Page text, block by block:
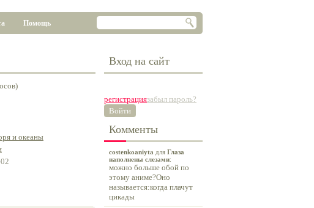
Помощь
и океаны
Вход на сайт
регистрациязабыл пароль?
Войти
Комменты
costenkoaniyta для Глаза
наполнены слезами:
можно больше обой по
этому аниме?Оно
называется:когда плачут
цикады